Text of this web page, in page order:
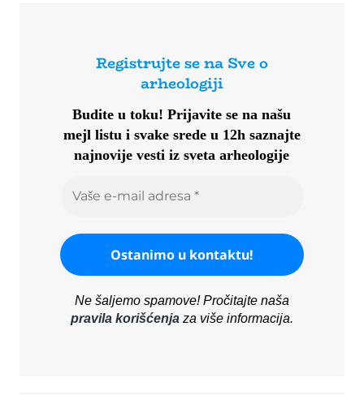
Registrujte se na Sve o
arheologiji
Budite u toku!Prijavite se na našu
mejl listu i svake srede u 12h saznajte
najnovije vesti iz sveta arheologije
Ne šaljemo spamove! Pročitajte naša
pravila korišćenjaza više informacija.